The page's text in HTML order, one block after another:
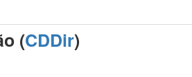
(CDDir)